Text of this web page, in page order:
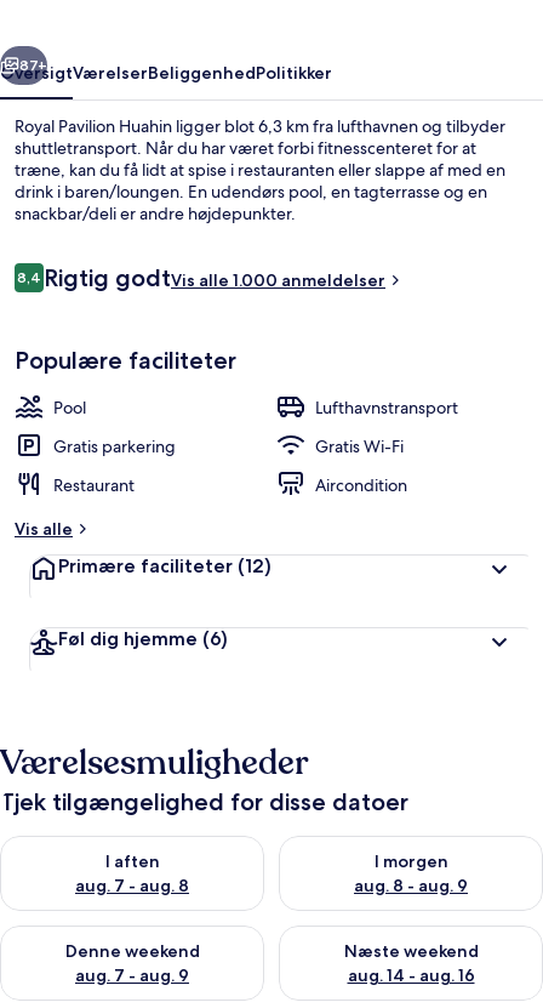
Næste
87+
OversigtVærelserBeliggenhedPolitikker
Royal Pavilion Huahin ligger blot 6,3 km fra lufthavnen og tilbyder
shuttletransport. Når du har været forbi fitnesscenteret for at
træne, kan du få lidt at spise i restauranten eller slappe af med en
drink i baren/loungen. En udendørs pool, en tagterrasse og en
snackbar/deli er andre højdepunkter.
Anmeldelser
8,48,4 ud af 10.
Rigtig godtVis alle 1.000 anmeldelser
Populære faciliteter
Pool
Lufthavnstransport
Gratis parkering
Gratis Wi-Fi
Restaurant
Aircondition
Vis alle
Primære faciliteter (12)
Føl dig hjemme (6)
Værelsesmuligheder
Tjek tilgængelighed for disse datoer
I aften
aug. 7 - aug. 8
Tjek tilgængelighed for i aften aug. 7 - aug. 8
I morgen
aug. 8 - aug. 9
Tjek tilgængelighed for i
Denne weekend
aug. 7 - aug. 9
Tjek tilgængelighed for denne weekend aug. 7 - aug. 9
Næste weekend
aug. 14 - aug. 16
Tjek tilgængelighed for næste